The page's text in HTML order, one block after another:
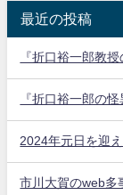
最近の投稿
『折口裕一郎教
『折口裕一郎の
2024年元日を迎
市川大賀のweb多